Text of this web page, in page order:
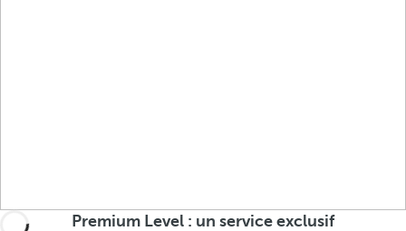
Premium Level : un service exclusif